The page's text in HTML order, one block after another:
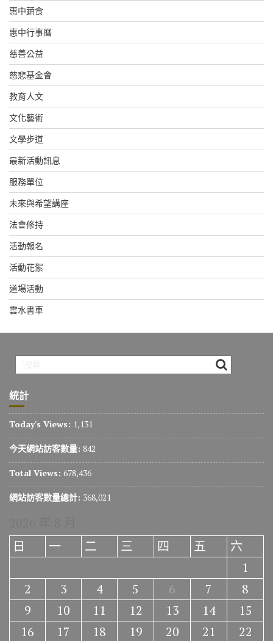
惠中蔬食
惠中行事曆
慈善公益
慈悲基金會
教育人文
文化藝術
文學步道
最新活動訊息
服務單位
未來與希望講座
法會修持
活動報名
活動花絮
道場活動
雲水書車
統計
Today's Views: 1,131
今天網站訪客數量: 842
Total Views: 678,436
網站訪客數量總計: 368,021
日
一 二 三 四 五
六
1
2
3 4 5 6 7
8
9
10 11 12 13 14
15
16
17 18 19 20 21
22